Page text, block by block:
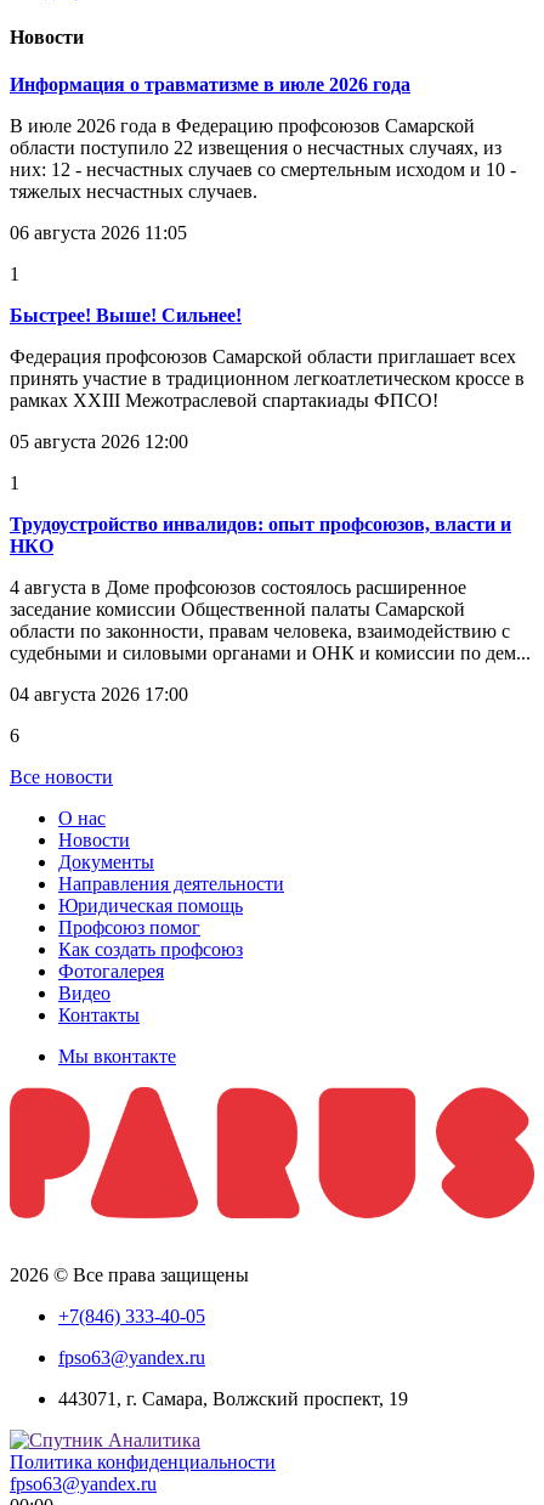
Новости
Информация о травматизме в июле 2026 года
В июле 2026 года в Федерацию профсоюзов Самарской
области поступило 22 извещения о несчастных случаях, из
них: 12 - несчастных случаев со смертельным исходом и 10 -
тяжелых несчастных случаев.
06 августа 2026 11:05
1
Быстрее! Выше! Сильнее!
Федерация профсоюзов Самарской области приглашает всех
принять участие в традиционном легкоатлетическом кроссе в
рамках XXIII Межотраслевой спартакиады ФПСО!
05 августа 2026 12:00
1
Трудоустройство инвалидов: опыт профсоюзов, власти и
НКО
4 августа в Доме профсоюзов состоялось расширенное
заседание комиссии Общественной палаты Самарской
области по законности, правам человека, взаимодействию с
судебными и силовыми органами и ОНК и комиссии по дем...
04 августа 2026 17:00
6
Все новости
О нас
Новости
Документы
Направления деятельности
Юридическая помощь
Профсоюз помог
Как создать профсоюз
Фотогалерея
Видео
Контакты
Мы вконтакте
2026 © Все права защищены
+7(846) 333-40-05
fpso63@yandex.ru
443071, г. Самара, Волжский проспект, 19
Политика конфиденциальности
fpso63@yandex.ru